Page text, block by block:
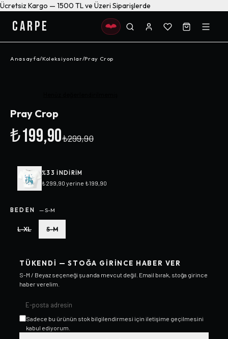
Ücretsiz Kargo — 1500 TL ve Üzeri Siparişlerde
CARPE
Anasayfa/Koleksiyonlar/Pray Crop
Pray Crop
₺199,90₺299,90
%33 INDIRIM
₺299,90 yerine ₺199,90
BEDEN —S-M
L-XL S-M
TÜKENDI — STOĞA GIRINCE HABER VER
S-M / Beyaz seçeneği şu anda mevcut değil. Email bırak, stoğa girince
haber verelim.
Sadece bu ürünün stok bilgilendirmesi için iletişime geçilmesini
kabul ediyorum.